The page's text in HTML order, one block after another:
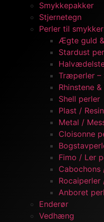
Smykkepakker
Stjernetegn
Perler til smykker
Ægte guld
Stardust
Træperler –
Rhinstene
Shell perler
Plast /
Metal /
Cloisonne
Fimo / Ler
Cabochons
Rocaiperler
Anboret
Enderør
Vedhæng